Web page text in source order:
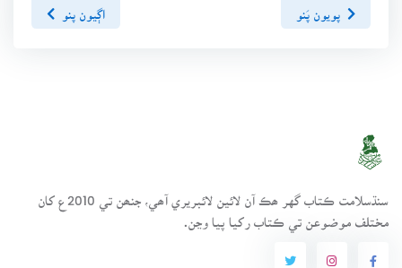
اڳيون پنو
سنڌسلامت ڪتاب گهر ھڪ آن لائين لائبريري آھي، جنھن تي 2010ع کان
مختلف موضوعن تي ڪتاب رکيا پيا وڃن.